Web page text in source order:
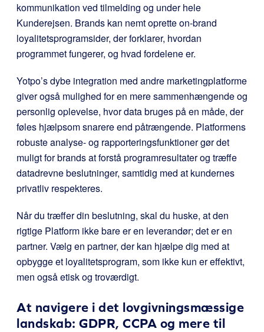
kommunikation ved tilmelding og under hele
Kunderejsen. Brands kan nemt oprette on-brand
loyalitetsprogramsider, der forklarer, hvordan
programmet fungerer, og hvad fordelene er.
Yotpo’s dybe integration med andre marketingplatforme
giver også mulighed for en mere sammenhængende og
personlig oplevelse, hvor data bruges på en måde, der
føles hjælpsom snarere end påtrængende. Platformens
robuste analyse- og rapporteringsfunktioner gør det
muligt for brands at forstå programresultater og træffe
datadrevne beslutninger, samtidig med at kundernes
privatliv respekteres.
Når du træffer din beslutning, skal du huske, at den
rigtige Platform ikke bare er en leverandør; det er en
partner. Vælg en partner, der kan hjælpe dig med at
opbygge et loyalitetsprogram, som ikke kun er effektivt,
men også etisk og troværdigt.
At navigere i det lovgivningsmæssige
landskab: GDPR, CCPA og mere til